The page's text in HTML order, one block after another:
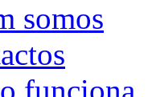
somos